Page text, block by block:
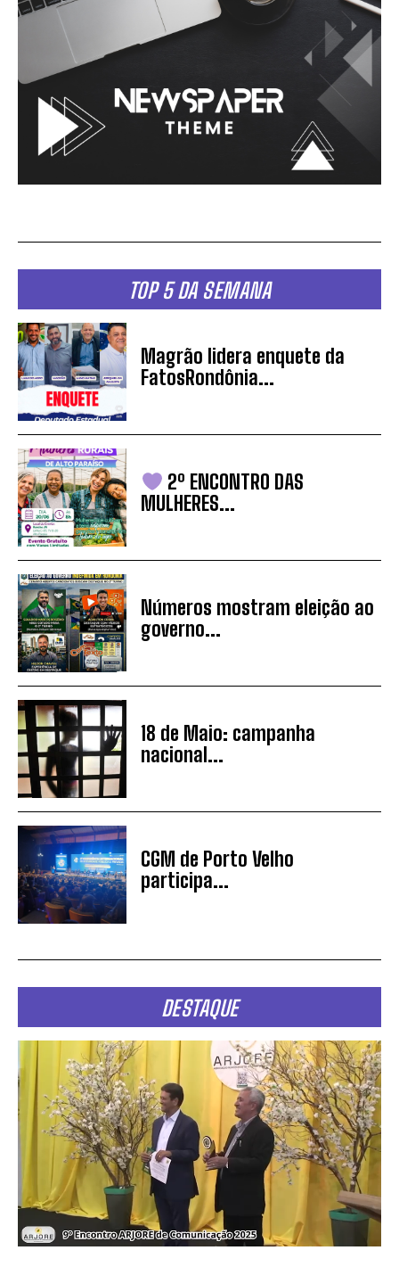
TOP 5 DA SEMANA
Magrão lidera enquete da
FatosRondônia...
2º ENCONTRO DAS
MULHERES...
Números mostram eleição ao
governo...
18 de Maio: campanha
nacional...
CGM de Porto Velho
participa...
DESTAQUE